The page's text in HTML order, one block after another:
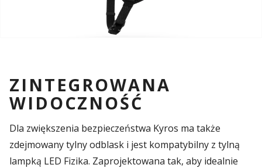
ZINTEGROWANA
WIDOCZNOŚĆ
Dla zwiększenia bezpieczeństwa Kyros ma także
zdejmowany tylny odblask i jest kompatybilny z tylną
lampką LED Fizika. Zaprojektowana tak, aby idealnie